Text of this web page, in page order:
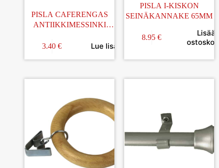
PISLA CAFERENGAS
ANTIIKKIMESSINKI
3.40 € Lue lisää
PISLA I-KISKON
SEINÄKANNAKE 65MM
8.95 €
Lisää